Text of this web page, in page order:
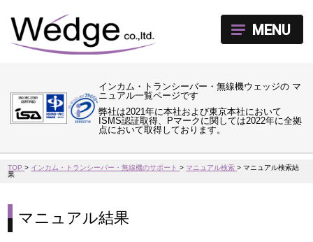
インカム・トランシーバー・無線機ウェッジの マ
ニュアル一覧ページです
弊社は2021年に本社および東京本社において
ISMS認証取得、Pマークに関しては2022年に全拠
点において取得しております。
MENU
TOP> インカム・トランシーバー・無線機のサポート>マニュアル検索>マニュアル検索結
果
マニュアル結果